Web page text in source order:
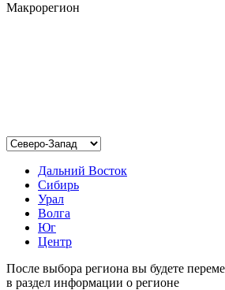
Макрорегион
Дальний Восток
Сибирь
Урал
Волга
Юг
Центр
После выбора региона вы будете
в раздел информации о регионе